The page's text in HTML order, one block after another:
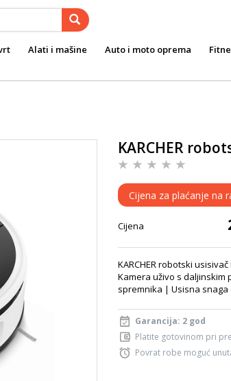
Alati i mašine Auto i moto oprema
KARCHER
Cijena za plaćanje na
Cijena
KARCHER robotski
Kamera uživo s daljinskim
spremnika | Usisna snaga
Garancija: 2 god
Platite gotovinom pri
Povrat robe moguć